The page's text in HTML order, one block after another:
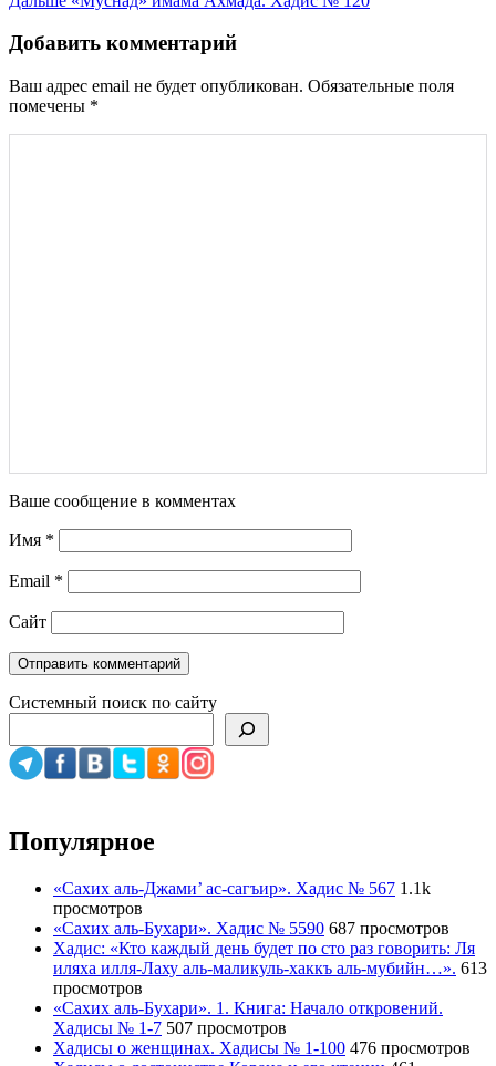
по
записям
Добавить комментарий
Ваш адрес email не будет опубликован. Обязательные поля
помечены *
Ваше сообщение в комментах
Имя *
Email *
Сайт
Системный поиск по сайту
Популярное
«Сахих аль-Джами’ ас-сагъир». Хадис № 567 1.1k
просмотров
«Сахих аль-Бухари». Хадис № 5590 687 просмотров
Хадис: «Кто каждый день будет по сто раз говорить: Ля
иляха илля-Лаху аль-маликуль-хаккъ аль-мубийн…». 613
просмотров
«Сахих аль-Бухари». 1. Книга: Начало откровений.
Хадисы № 1-7 507 просмотров
Хадисы о женщинах. Хадисы № 1-100 476 просмотров